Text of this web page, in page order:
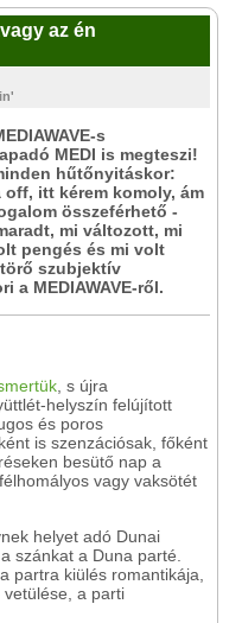
az én
s
MEDI is megteszi!
hűtőnyitáskor:
itt kérem komoly, ám
összeférhető -
mi változott, mi
pengés és mi volt
szubjektív
a MEDIAWAVE-ről.
, s újra
helyszín felújított
és poros
is szenzációsak, főként
besütő nap a
vagy vaksötét
helyet adó Dunai
szánkat a Duna parté.
partra kiülés romantikája,
a parti